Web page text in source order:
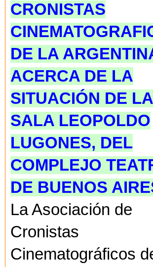
CRONISTAS
DE LA
ACERCA DE LA
SITUACIÓN DE LA
SALA LEOPOLDO
LUGONES, DEL
COMPLEJO
DE BUENOS
La Asociación de
Cronistas
Cinematográficos